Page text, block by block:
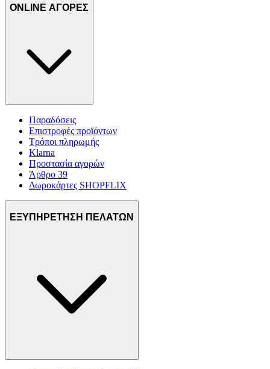
ONLINE ΑΓΟΡΕΣ
Παραδόσεις
Επιστροφές προϊόντων
Τρόποι πληρωμής
Klarna
Προστασία αγορών
Άρθρο 39
Δωροκάρτες SHOPFLIX
ΕΞΥΠΗΡΕΤΗΣΗ ΠΕΛΑΤΩΝ